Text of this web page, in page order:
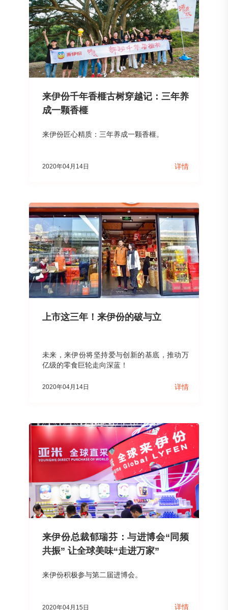
来伊份千年香榧古树穿越记：三年养
成一颗香榧
来伊份匠心精质：三年养成一颗香榧。
2020年04月14日 详情
上市这三年！来伊份的破与立
未来，来伊份将坚持爱与创新的基底，推动万
亿级的零食巨轮走向深蓝！
2020年04月14日 详情
来伊份总裁郁瑞芬：与进博会“同频
共振” 让全球美味“走进万家”
来伊份积极参与第二届进博会。
2020年04月15日 详情